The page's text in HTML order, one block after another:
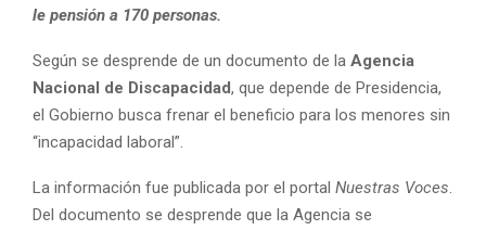
le pensión a 170 personas.
Según se desprende de un documento de la Agencia
Nacional de Discapacidad, que depende de Presidencia,
el Gobierno busca frenar el beneficio para los menores sin
“incapacidad laboral”.
La información fue publicada por el portal Nuestras Voces
Del documento se desprende que la Agencia se